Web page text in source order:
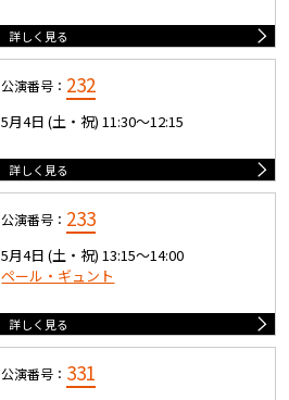
詳しく見る
公演番号： 232
5月4日 (土・祝) 11:30〜12:15
詳しく見る
公演番号： 233
5月4日 (土・祝) 13:15〜14:00
ペール・ギュント
詳しく見る
公演番号： 331